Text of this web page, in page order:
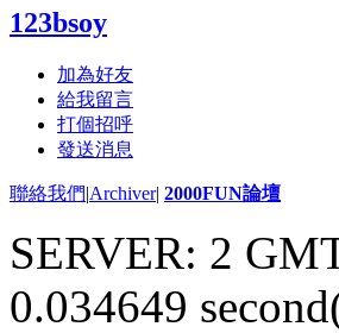
123bsoy
加為好友
給我留言
打個招呼
發送消息
聯絡我們|Archiver| 2000FUN論壇
SERVER: 2
0.034649